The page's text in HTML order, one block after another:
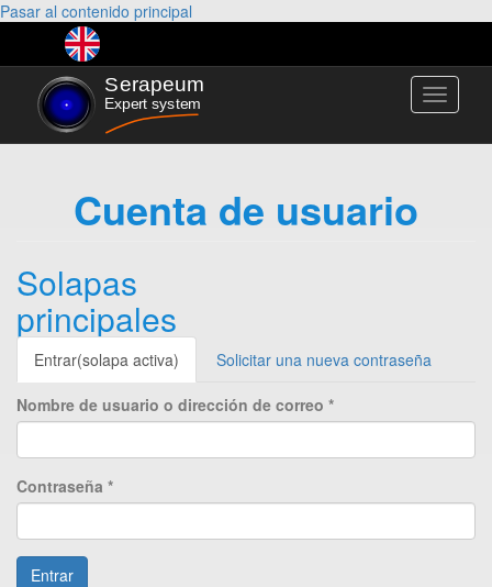
Pasar al contenido principal
Toggle
Cuenta de usuario
Solapas
principales
Entrar(solapa activa) Solicitar una nueva contraseña
Nombre de usuario o dirección de correo *
Contraseña *
Entrar